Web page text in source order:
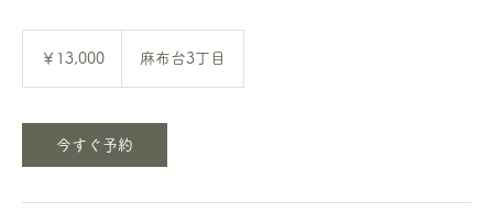
￥13,000 麻布台3丁目
今すぐ予約